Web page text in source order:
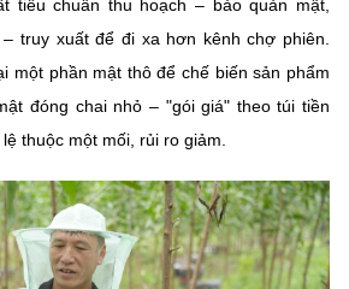
tiêu chuẩn thu hoạch – bảo quản mật,
truy xuất để đi xa hơn kênh chợ phiên.
một phần mật thô để chế biến sản phẩm
đóng chai nhỏ – "gói giá" theo túi tiền
thuộc một mối, rủi ro giảm.